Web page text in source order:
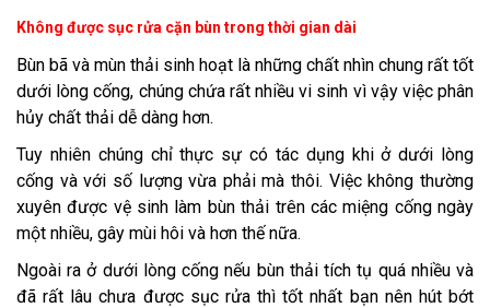
Không được sục rửa cặn bùn trong thời gian dài
Bùn bã và mùn thải sinh hoạt là những chất nhìn chung rất tốt
dưới lòng cống, chúng chứa rất nhiều vi sinh vì vậy việc phân
hủy chất thải dễ dàng hơn.
Tuy nhiên chúng chỉ thực sự có tác dụng khi ở dưới lòng
cống và với số lượng vừa phải mà thôi. Việc không thường
xuyên được vệ sinh làm bùn thải trên các miệng cống ngày
một nhiều, gây mùi hôi và hơn thế nữa.
Ngoài ra ở dưới lòng cống nếu bùn thải tích tụ quá nhiều và
đã rất lâu chưa được sục rửa thì tốt nhất bạn nên hút bớt